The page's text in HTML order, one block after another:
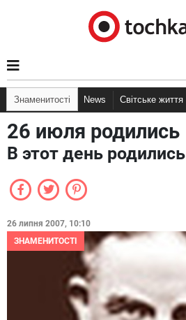
Знаменитості News Світське життя
26 июля родились
В этот день родились
26 липня 2007, 10:10
ЗНАМЕНИТОСТІ